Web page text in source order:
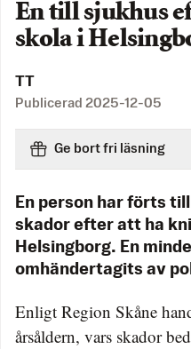
En till sjukhus
skola i
TT
Publicerad 2025-12-05
Ge bort fri läsning
En person har förts
skador efter att ha
Helsingborg. En
omhändertagits av
Enligt Region Skåne
årsåldern, vars skador